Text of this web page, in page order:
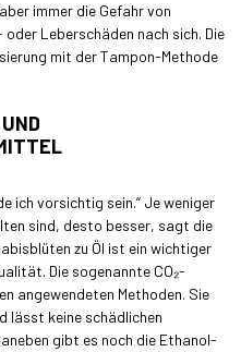
immer die Gefahr von
Leberschäden nach sich. Die
mit der Tampon-Methode
ich vorsichtig sein.“ Je weniger
sind, desto besser, sagt die
zu Öl ist ein wichtiger
Die sogenannte CO₂-
angewendeten Methoden. Sie
lässt keine schädlichen
gibt es noch die Ethanol-